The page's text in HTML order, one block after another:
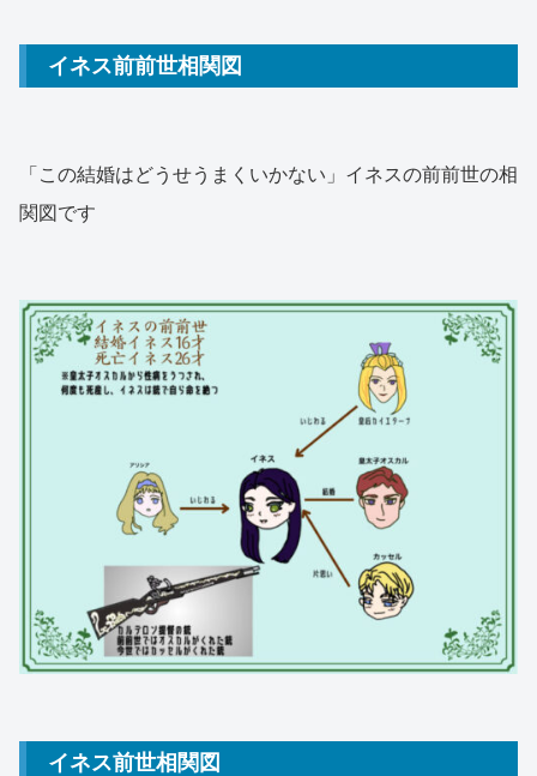
イネス前前世相関図
「この結婚はどうせうまくいかない」イネスの前前世の相
関図です
イネス前世相関図